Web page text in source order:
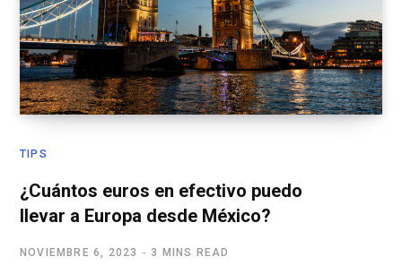
TIPS
¿Cuántos euros en efectivo puedo
llevar a Europa desde México?
NOVIEMBRE 6, 2023 3 MINS READ